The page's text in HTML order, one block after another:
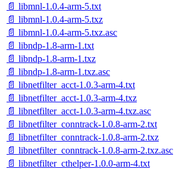
📄 libmnl-1.0.4-arm-5.txt
📄 libmnl-1.0.4-arm-5.txz
📄 libmnl-1.0.4-arm-5.txz.asc
📄 libndp-1.8-arm-1.txt
📄 libndp-1.8-arm-1.txz
📄 libndp-1.8-arm-1.txz.asc
📄 libnetfilter_acct-1.0.3-arm-4.txt
📄 libnetfilter_acct-1.0.3-arm-4.txz
📄 libnetfilter_acct-1.0.3-arm-4.txz.asc
📄 libnetfilter_conntrack-1.0.8-arm-2.txt
📄 libnetfilter_conntrack-1.0.8-arm-2.txz
📄 libnetfilter_conntrack-1.0.8-arm-2.txz.asc
📄 libnetfilter_cthelper-1.0.0-arm-4.txt